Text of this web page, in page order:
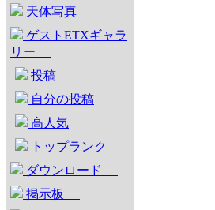
天体写真
ゲストETXギャラ
リー
投稿
自分の投稿
高人気
トップランク
ダウンロード
掲示板